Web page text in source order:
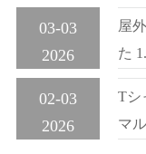
直
03-03
2026
屋
た
ン
02-03
2026
Tシ
マ